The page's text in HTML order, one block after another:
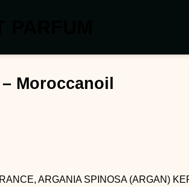
Moroccanoil
ARGANIA SPINOSA (ARGAN)